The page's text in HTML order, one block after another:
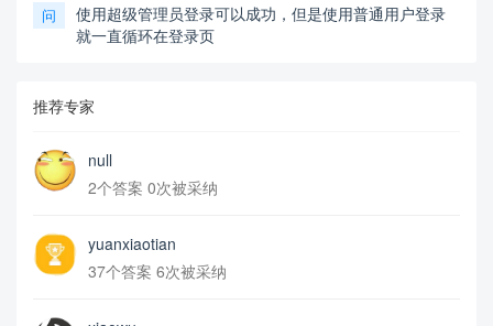
问
使用超级管理员登录可以成功，但是使用普通用户登录
就一直循环在登录页
推荐专家
null
2个答案 0次被采纳
yuanxiaotian
37个答案 6次被采纳